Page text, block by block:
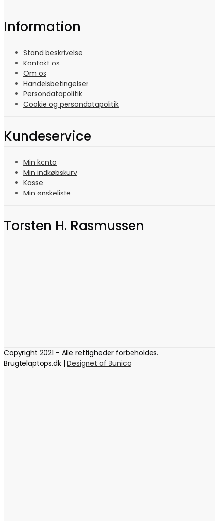
Information
Stand beskrivelse
Kontakt os
Om os
Handelsbetingelser
Persondatapolitik
Cookie og persondatapolitik
Kundeservice
Min konto
Min indkøbskurv
Kasse
Min ønskeliste
Torsten H. Rasmussen
Copyright 2021 - Alle rettigheder forbeholdes.
Brugtelaptops.dk | Designet af Bunica